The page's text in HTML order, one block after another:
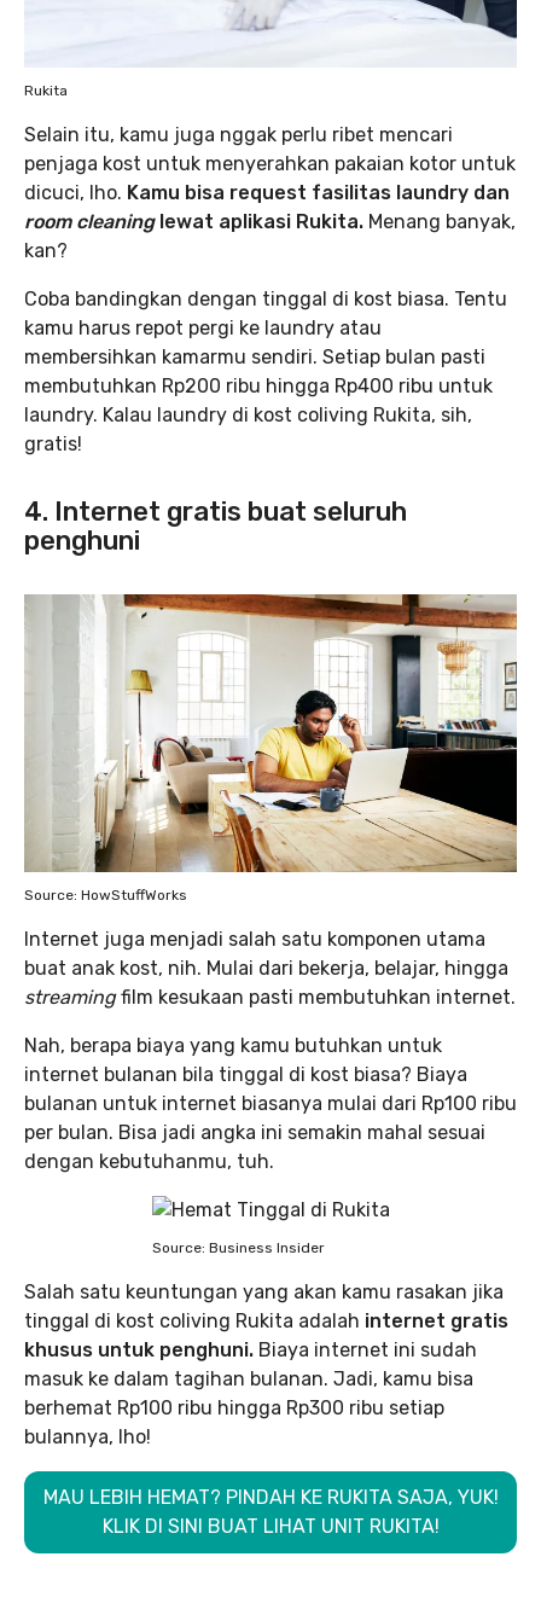
Rukita
Selain itu, kamu juga nggak perlu ribet mencari
penjaga kost untuk menyerahkan pakaian kotor untuk
dicuci, lho. Kamu bisa request fasilitas laundry dan
room cleaninglewat aplikasi Rukita. Menang banyak,
kan?
Coba bandingkan dengan tinggal di kost biasa. Tentu
kamu harus repot pergi ke laundry atau
membersihkan kamarmu sendiri. Setiap bulan pasti
membutuhkan Rp200 ribu hingga Rp400 ribu untuk
laundry. Kalau laundry di kost coliving Rukita, sih,
gratis!
4. Internet gratis buat seluruh
penghuni
Source: HowStuffWorks
Internet juga menjadi salah satu komponen utama
buat anak kost, nih. Mulai dari bekerja, belajar, hingga
streamingfilm kesukaan pasti membutuhkan internet.
Nah, berapa biaya yang kamu butuhkan untuk
internet bulanan bila tinggal di kost biasa? Biaya
bulanan untuk internet biasanya mulai dari Rp100 ribu
per bulan. Bisa jadi angka ini semakin mahal sesuai
dengan kebutuhanmu, tuh.
Source: Business Insider
Salah satu keuntungan yang akan kamu rasakan jika
tinggal di kost coliving Rukita adalah internet gratis
khusus untuk penghuni. Biaya internet ini sudah
masuk ke dalam tagihan bulanan. Jadi, kamu bisa
berhemat Rp100 ribu hingga Rp300 ribu setiap
bulannya, lho!
MAU LEBIH HEMAT? PINDAH KE RUKITA SAJA, YUK!
KLIK DI SINI BUAT LIHAT UNIT RUKITA!